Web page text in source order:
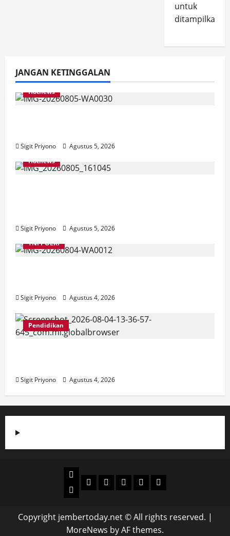
untuk
ditampilkan.
JANGAN KETINGGALAN
Hotnews
Sigit Priyono
Agustus 5, 2026
Hotnews
Sigit Priyono
Agustus 5, 2026
TNI POLRI
Sigit Priyono Agustus 4, 2026
Pendidikan
Sigit Priyono Agustus 4, 2026
Beranda
News
PolitikOtomotifEkonomiSosialtentang
today
Copyright jembertoday.net © All rights reserved. |
MoreNews by AF themes.